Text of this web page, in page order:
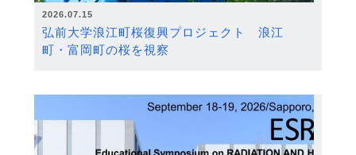
2026.07.15
弘前大学浪江町桜復興プロジェクト 浪江
町・富岡町の桜を視察